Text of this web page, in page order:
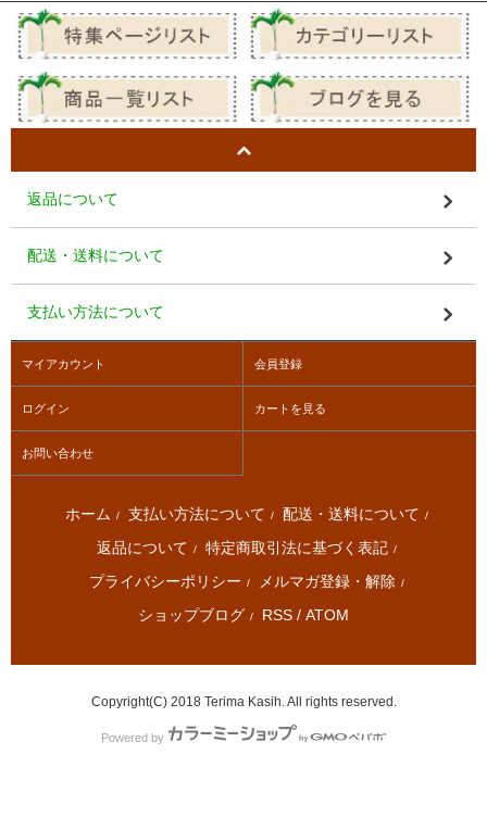
返品について
配送・送料について
支払い方法について
マイアカウント 会員登録
ログイン カートを見る
お問い合わせ
ホーム / 支払い方法について / 配送・送料について /
返品について / 特定商取引法に基づく表記 /
プライバシーポリシー / メルマガ登録・解除 /
ショップブログ / RSS / ATOM
Copyright(C) 2018 Terima Kasih. All rights reserved.
Powered by